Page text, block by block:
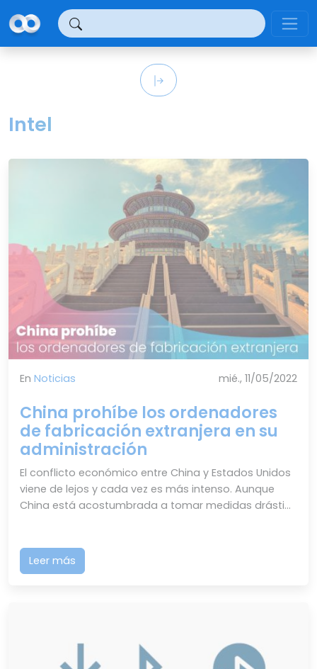
Intel
En Noticias mié., 11/05/2022
China prohíbe los ordenadores
de fabricación extranjera en su
administración
El conflicto económico entre China y Estados Unidos
viene de lejos y cada vez es más intenso. Aunque
China está acostumbrada a tomar medidas drásti...
Leer más
Panel de gestión de cookies